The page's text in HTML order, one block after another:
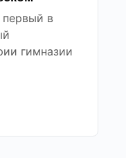
в
гимназии